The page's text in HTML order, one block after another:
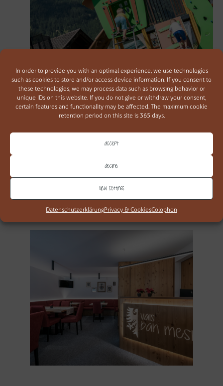
In order to provide you with an optimal experience, we use technologies
such as cookies to store and/or access device information. If you consent to
these technologies, we may process data such as browsing behavior or
unique IDs on this website. If you do not give or withdraw your consent,
certain features and functionality may be affected. The maximum cookie
retention period on this site is 365 days.
Accept
Decline
View settings
DatenschutzerklärungPrivacy & CookiesColophon
TANTO SPAZIO PER GIOCARE
scoprire… e poi in giardino c’è anche un angolo giochi con